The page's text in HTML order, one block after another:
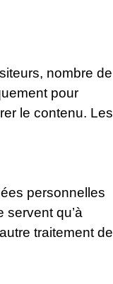
nombre de
pour
le contenu. Les
personnelles
qu’à
traitement de